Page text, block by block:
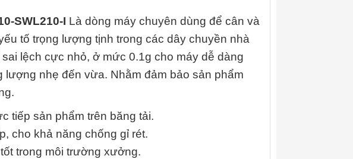
SWL210-I Là dòng máy chuyên dùng để cân và
tố trọng lượng tịnh trong các dây chuyền nhà
lệch cực nhỏ, ở mức 0.1g cho máy dễ dàng
lượng nhẹ đến vừa. Nhằm đảm bảo sản phẩm
tiếp sản phẩm trên băng tải.
cho khả năng chống gỉ rét.
trong môi trường xưởng.